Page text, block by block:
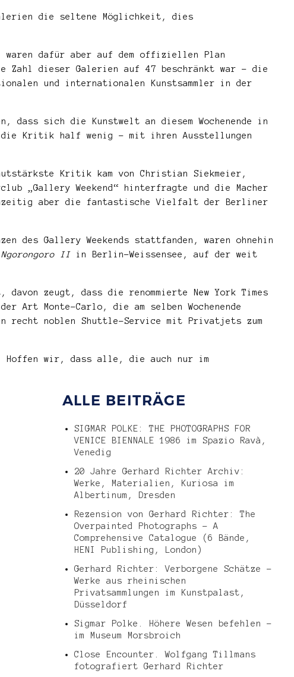
die seltene Möglichkeit, dies
waren dafür aber auf dem offiziellen Plan
Zahl dieser Galerien auf 47 beschränkt war – die
und internationalen Kunstsammler in der
dass sich die Kunstwelt an diesem Wochenende in
die Kritik half wenig – mit ihren Ausstellungen
Kritik kam von Christian Siekmeier,
„Gallery Weekend“ hinterfragte und die Macher
aber die fantastische Vielfalt der Berliner
des Gallery Weekends stattfanden, waren ohnehin
Ngorongoro II in Berlin-Weissensee, auf der weit
zeugt, dass die renommierte New York Times
Art Monte-Carlo, die am selben Wochenende
recht noblen Shuttle-Service mit Privatjets zum
Hoffen wir, dass alle, die auch nur im
ALLE BEITRÄGE
SIGMAR POLKE: THE PHOTOGRAPHS FOR
VENICE BIENNALE 1986 im Spazio Ravà,
Venedig
20 Jahre Gerhard Richter Archiv:
Werke, Materialien, Kuriosa im
Albertinum, Dresden
Rezension von Gerhard Richter: The
Overpainted Photographs – A
Comprehensive Catalogue (6 Bände,
HENI Publishing, London)
Gerhard Richter: Verborgene Schätze –
Werke aus rheinischen
Privatsammlungen im Kunstpalast,
Düsseldorf
Sigmar Polke. Höhere Wesen befehlen –
im Museum Morsbroich
Close Encounter. Wolfgang Tillmans
fotografiert Gerhard Richter